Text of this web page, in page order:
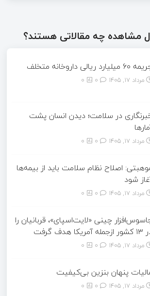
مشاهده چه مقالاتی هستند؟
ریالی داروخانه متخلف
مرداد ۱۷, ۱۴۰۵ 0
در سلامت؛ دیدن انسان پشت
مرداد ۱۷, ۱۴۰۵ 0
اصلاح نظام سلامت باید از بیمه‌ها
شود
مرداد ۱۷, ۱۴۰۵ 0
چینی «لایت‌اسپای»، قربانیان را
هدف گرفت
مرداد ۱۷, ۱۴۰۵ 0
پنهان بنزین بی‌کیفیت
مرداد ۱۷, ۱۴۰۵ 0